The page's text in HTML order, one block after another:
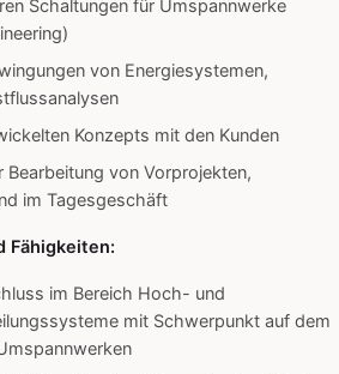
Schaltungen für Umspannwerke
von Energiesystemen,
Konzepts mit den Kunden
von Vorprojekten,
im Tagesgeschäft
Fähigkeiten:
im Bereich Hoch- und
mit Schwerpunkt auf dem